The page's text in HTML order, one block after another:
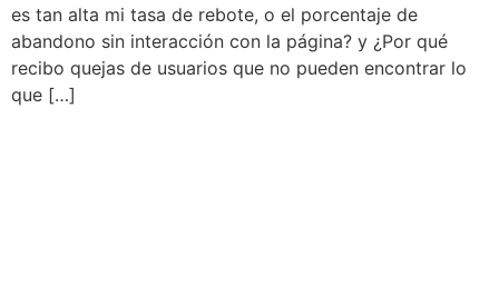
es tan alta mi tasa de rebote, o el porcentaje de
abandono sin interacción con la página? y ¿Por qué
recibo quejas de usuarios que no pueden encontrar lo
que […]